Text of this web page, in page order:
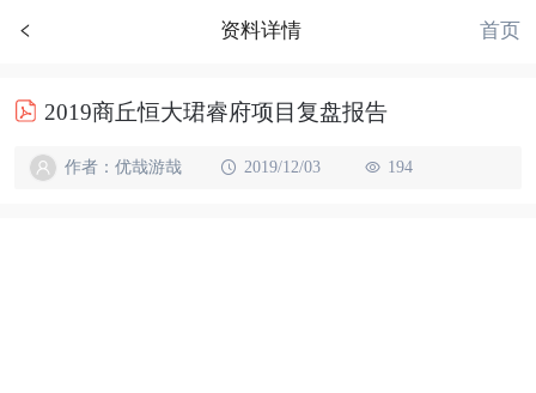
资料详情 首页
2019商丘恒大珺睿府项目复盘报告
作者：优哉游哉 2019/12/03 194